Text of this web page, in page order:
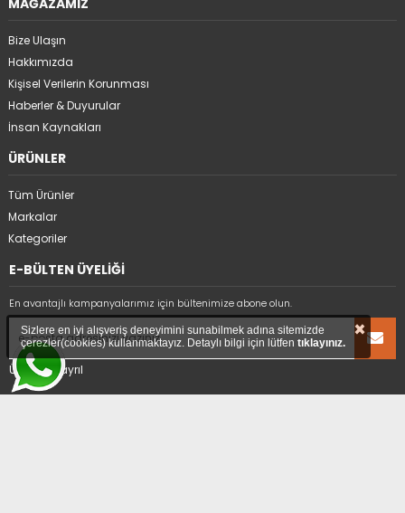
MAĞAZAMIZ
Bize Ulaşın
Hakkımızda
Kişisel Verilerin Korunması
Haberler & Duyurular
İnsan Kaynakları
ÜRÜNLER
Tüm Ürünler
Markalar
Kategoriler
E-BÜLTEN ÜYELİĞİ
En avantajlı kampanyalarımız için bültenimize abone olun.
Üyelikten ayrıl
Sizlere en iyi alışveriş deneyimini sunabilmek adına sitemizde
çerezler(cookies) kullanmaktayız. Detaylı bilgi için lütfen tıklayınız. ×